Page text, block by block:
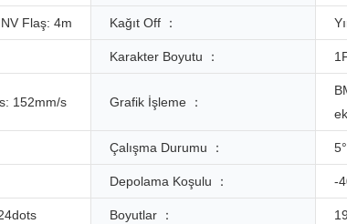
Flaş: 4m Kağıt Off ：
Karakter Boyutu ：
152mm/s Grafik İşleme ：
Çalışma Durumu ：
Depolama Koşulu ： -
Boyutlar ：